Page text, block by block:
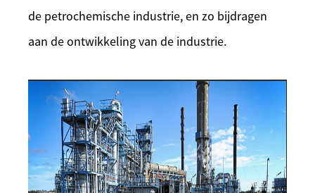
de petrochemische industrie, en zo bijdragen
aan de ontwikkeling van de industrie.